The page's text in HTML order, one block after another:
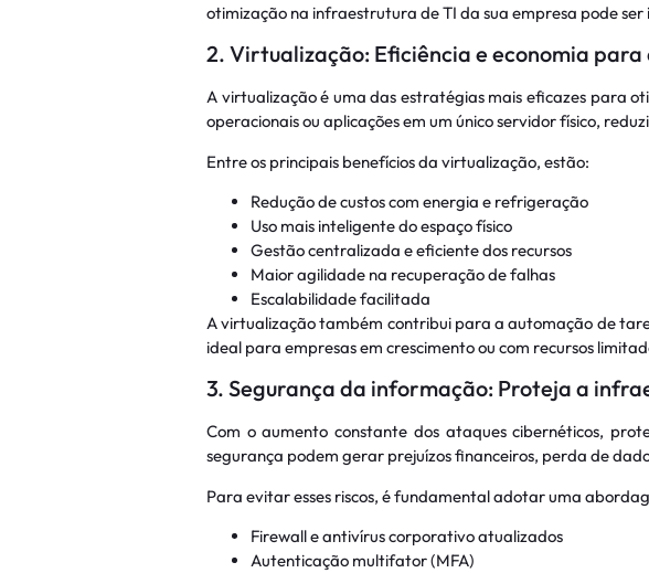
otimização na infraestrutura de TI da sua empresa pode
2. Virtualização: Eficiência e economia
A virtualização é uma das estratégias mais eficazes para
operacionais ou aplicações em um único servidor físico,
Entre os principais benefícios da virtualização, estão:
Redução de custos com energia e refrigeração
Uso mais inteligente do espaço físico
Gestão centralizada e eficiente dos recursos
Maior agilidade na recuperação de falhas
Escalabilidade facilitada
A virtualização também contribui para a automação de
ideal para empresas em crescimento ou com recursos
3. Segurança da informação: Proteja a
Com o aumento constante dos ataques cibernéticos,
segurança podem gerar prejuízos financeiros, perda de
Para evitar esses riscos, é fundamental adotar uma
Firewall e antivírus corporativo atualizados
Autenticação multifator (MFA)